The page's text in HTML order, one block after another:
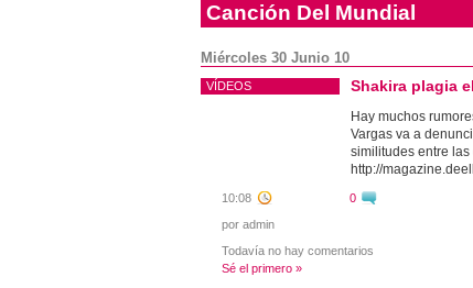
Canción Del Mundial
Miércoles 30 Junio 10
VÍDEOS Shakira plagia
Hay muchos
Vargas va a
similitudes entre
http://
10:08
0
por admin
Todavía no hay comentarios
Sé el primero »